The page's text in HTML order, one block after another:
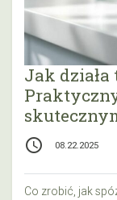
Jak
access_time 08.22.2025